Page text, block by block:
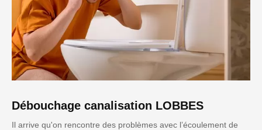
Débouchage canalisation LOBBES
Il arrive qu'on rencontre des problèmes avec l’écoulement de